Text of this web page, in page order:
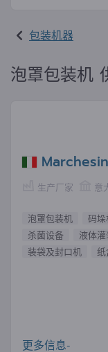
包装机器
泡罩包装机
生产厂家 意
泡罩包装机 码垛
杀菌设备
液体
装袋及封口机
更多信息-